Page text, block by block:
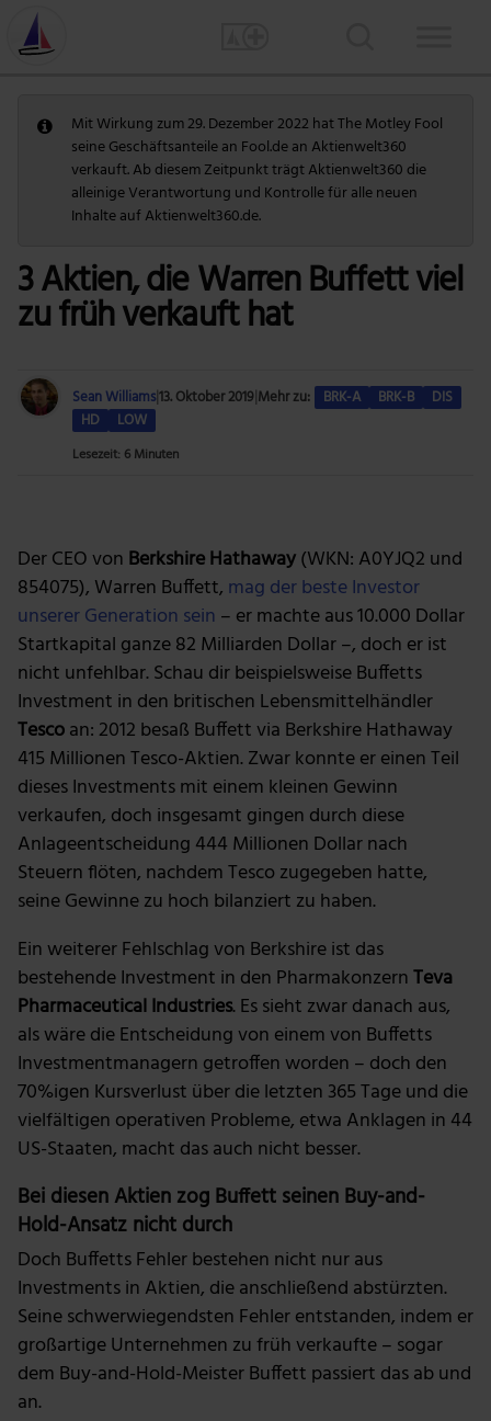
Mit Wirkung zum 29. Dezember 2022 hat The Motley Fool
seine Geschäftsanteile an Fool.de an Aktienwelt360
verkauft. Ab diesem Zeitpunkt trägt Aktienwelt360 die
alleinige Verantwortung und Kontrolle für alle neuen
Inhalte auf Aktienwelt360.de.
3 Aktien, die Warren Buffett viel
zu früh verkauft hat
Sean Williams13. Oktober 2019 Mehr zu: BRK-A BRK-B
DIS
HD
LOW
Lesezeit: 6 Minuten
Der CEO von Berkshire Hathaway(WKN: A0YJQ2 und
854075), Warren Buffett, mag der beste Investor
unserer Generation sein – er machte aus 10.000 Dollar
Startkapital ganze 82 Milliarden Dollar –, doch er ist
nicht unfehlbar. Schau dir beispielsweise Buffetts
Investment in den britischen Lebensmittelhändler
Tescoan: 2012 besaß Buffett via Berkshire Hathaway
415 Millionen Tesco-Aktien. Zwar konnte er einen Teil
dieses Investments mit einem kleinen Gewinn
verkaufen, doch insgesamt gingen durch diese
Anlageentscheidung 444 Millionen Dollar nach
Steuern flöten, nachdem Tesco zugegeben hatte,
seine Gewinne zu hoch bilanziert zu haben.
Ein weiterer Fehlschlag von Berkshire ist das
bestehende Investment in den PharmakonzernTeva
Pharmaceutical Industries. Es sieht zwar danach aus,
als wäre die Entscheidung von einem von Buffetts
Investmentmanagern getroffen worden – doch den
70%igen Kursverlust über die letzten 365 Tage und die
vielfältigen operativen Probleme, etwa Anklagen in 44
US-Staaten, macht das auch nicht besser.
Bei diesen Aktien zog Buffett seinen Buy-and-
Hold-Ansatz nicht durch
Doch Buffetts Fehler bestehen nicht nur aus
Investments in Aktien, die anschließend abstürzten.
Seine schwerwiegendsten Fehler entstanden, indem er
großartige Unternehmen zu früh verkaufte – sogar
dem Buy-and-Hold-Meister Buffett passiert das ab und
an.